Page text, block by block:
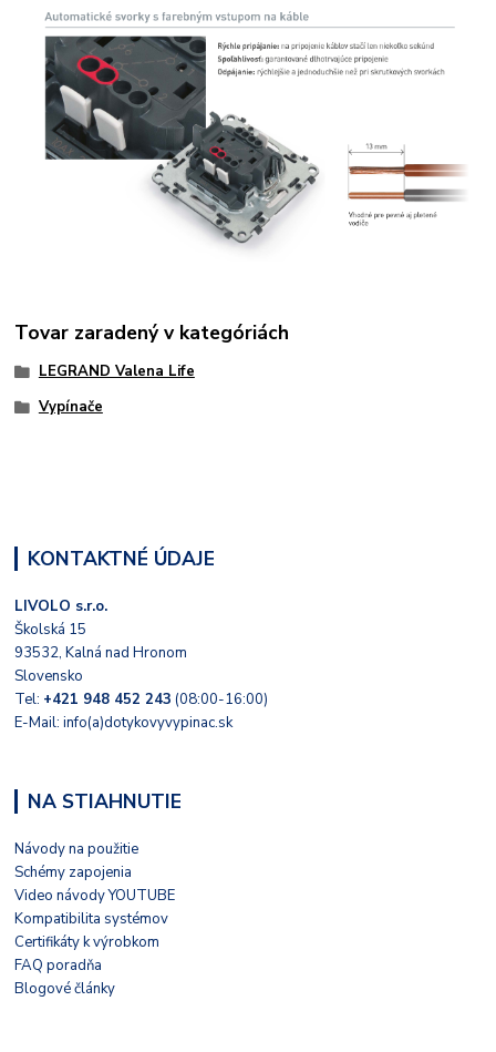
Tovar zaradený v kategóriách
LEGRAND Valena Life
Vypínače
KONTAKTNÉ ÚDAJE
LIVOLO s.r.o.
Školská 15
93532, Kalná nad Hronom
Slovensko
Tel: +421 948 452 243 (08:00-16:00)
E-Mail: info(a)dotykovyvypinac.sk
NA STIAHNUTIE
Návody na použitie
Schémy zapojenia
Video návody YOUTUBE
Kompatibilita systémov
Certifikáty k výrobkom
FAQ poradňa
Blogové články